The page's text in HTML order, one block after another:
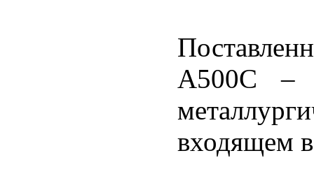
А500С –
входящем